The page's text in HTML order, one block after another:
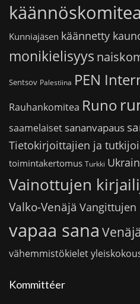
käännöskomitea
Kunniajäsen käännetty
monikielisyys
Sentsov Palestiina PEN
Rauhankomitea Runo
saamelaiset sananvapaus
Tietokirjoittajien ja
toimintakertomus Turkki
Vainottujen
Valko-Venäjä
vapaa sana Venäjä
vähemmistökielet
Kommittéer